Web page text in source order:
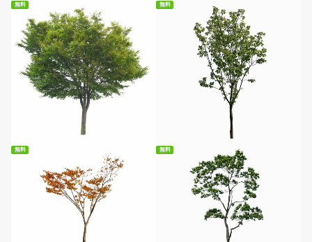
無料
無料ダウンロード
無料
無料ダウンロード
無料 無料